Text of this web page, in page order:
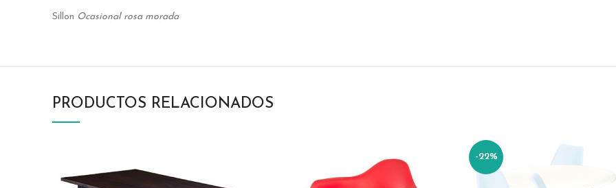
Sillon Ocasional rosa morada
PRODUCTOS RELACIONADOS
-22%